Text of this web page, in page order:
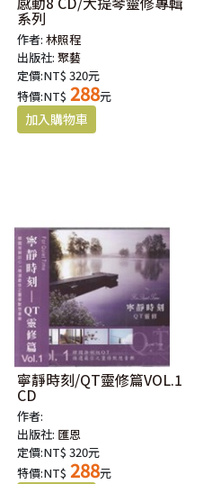
系列
作者:林照程
出版社:聚藝
定價:NT$ 320元
特價:NT$ 288元
寧靜時刻/QT靈修篇VOL.1
CD
作者:
出版社: 匯恩
定價:NT$ 320元
特價:NT$ 288元